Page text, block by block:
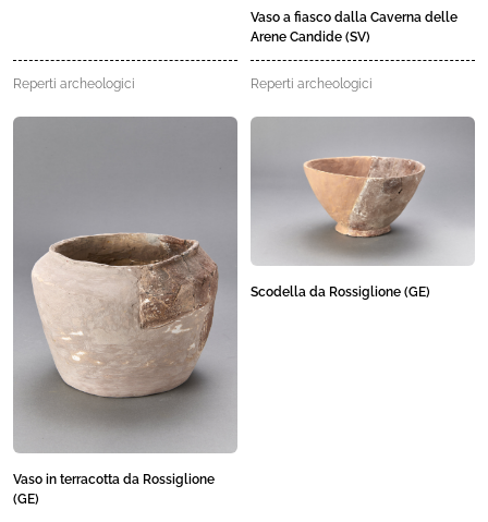
Reperti archeologici
Vaso a fiasco dalla Caverna delle
Arene Candide (SV)
Reperti archeologici
Vaso in terracotta da Rossiglione
(GE)
Scodella da Rossiglione (GE)